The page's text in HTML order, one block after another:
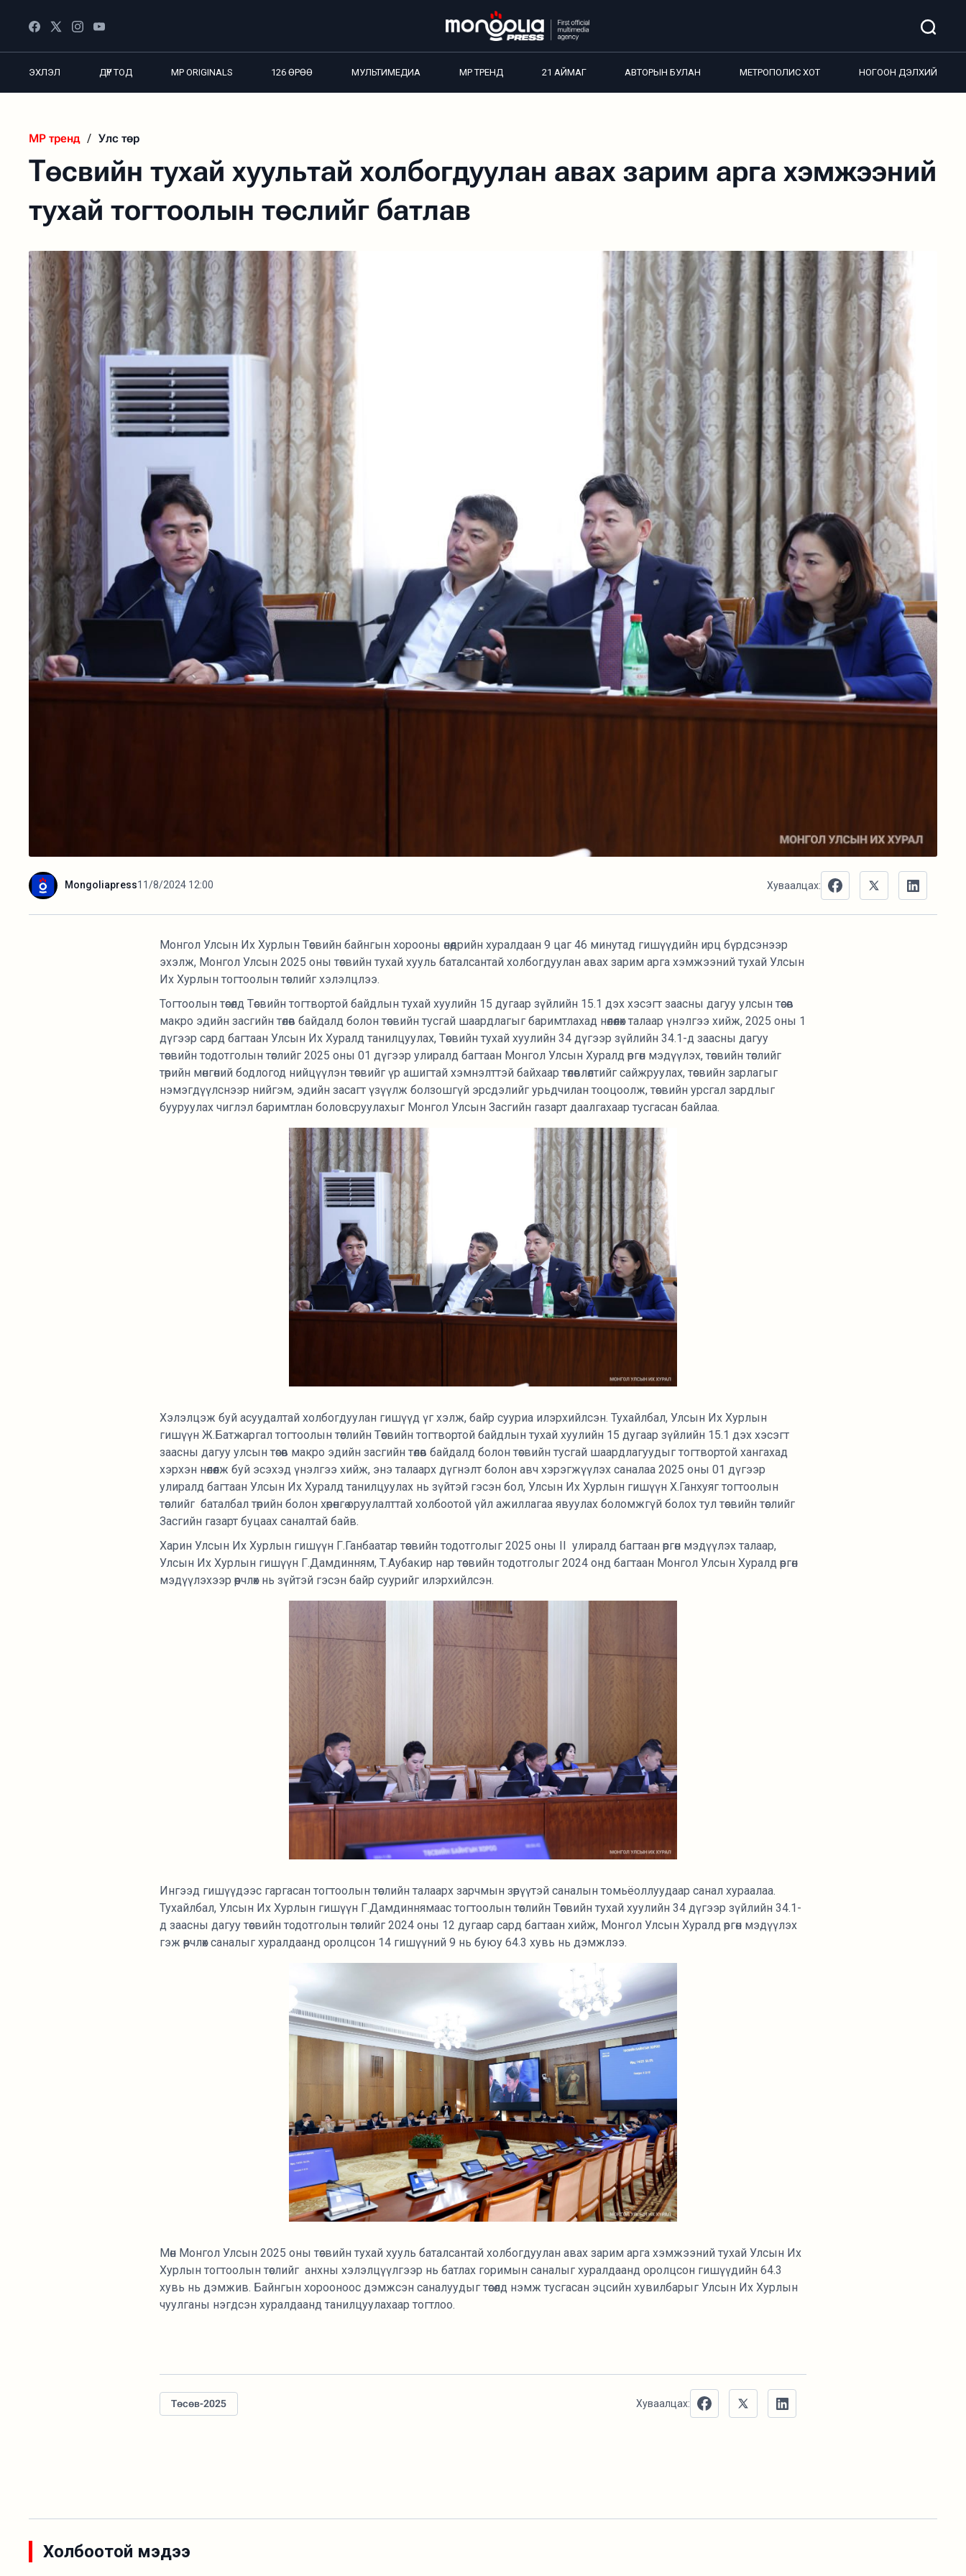
ЭХЛЭЛ ДҮР ТОД MP ORIGINALS 126 ӨРӨӨ МУЛЬТИМЕДИА MP ТРЕНД 21 АЙМАГ АВТОРЫН БУЛАН МЕТРОПОЛИС ХОТ НОГООН ДЭЛХИЙ
MP тренд / Улс төр
Төсвийн тухай хуультай холбогдуулан авах зарим арга хэмжээний
тухай тогтоолын төслийг батлав
Mongoliapress11/8/2024 12:00 Хуваалцах:
Монгол Улсын Их Хурлын Төсвийн байнгын хорооны өнөөдрийн хуралдаан 9 цаг 46 минутад гишүүдийн ирц бүрдсэнээр
эхэлж, Монгол Улсын 2025 оны төсвийн тухай хууль баталсантай холбогдуулан авах зарим арга хэмжээний тухай Улсын
Их Хурлын тогтоолын төслийг хэлэлцлээ.
Тогтоолын төсөлд Төсвийн тогтвортой байдлын тухай хуулийн 15 дугаар зүйлийн 15.1 дэх хэсэгт заасны дагуу улсын төсөв
макро эдийн засгийн төлөв байдалд болон төсвийн тусгай шаардлагыг баримтлахад нөлөөлөх талаар үнэлгээ хийж, 2025 оны 1
дүгээр сард багтаан Улсын Их Хуралд танилцуулах, Төсвийн тухай хуулийн 34 дүгээр зүйлийн 34.1-д заасны дагуу
төсвийн тодотголын төслийг 2025 оны 01 дүгээр улиралд багтаан Монгол Улсын Хуралд өргөн мэдүүлэх, төсвийн төслийг
төрийн мөнгөний бодлогод нийцүүлэн төсвийг үр ашигтай хэмнэлттэй байхаар төлөвлөлтийг сайжруулах, төсвийн зарлагыг
нэмэгдүүлснээр нийгэм, эдийн засагт үзүүлж болзошгүй эрсдэлийг урьдчилан тооцоолж, төсвийн урсгал зардлыг
бууруулах чиглэл баримтлан боловсруулахыг Монгол Улсын Засгийн газарт даалгахаар тусгасан байлаа.
Хэлэлцэж буй асуудалтай холбогдуулан гишүүд үг хэлж, байр сууриа илэрхийлсэн. Тухайлбал, Улсын Их Хурлын
гишүүн Ж.Батжаргал тогтоолын төслийн Төсвийн тогтвортой байдлын тухай хуулийн 15 дугаар зүйлийн 15.1 дэх хэсэгт
заасны дагуу улсын төсөв макро эдийн засгийн төлөв байдалд болон төсвийн тусгай шаардлагуудыг тогтвортой хангахад
хэрхэн нөлөөлж буй эсэхэд үнэлгээ хийж, энэ талаарх дүгнэлт болон авч хэрэгжүүлэх саналаа 2025 оны 01 дүгээр
улиралд багтаан Улсын Их Хуралд танилцуулах нь зүйтэй гэсэн бол, Улсын Их Хурлын гишүүн Х.Ганхуяг тогтоолын
төслийг баталбал төрийн болон хөрөнгө оруулалттай холбоотой үйл ажиллагаа явуулах боломжгүй болох тул төсвийн төслийг
Засгийн газарт буцаах саналтай байв.
Харин Улсын Их Хурлын гишүүн Г.Ганбаатар төсвийн тодотголыг 2025 оны II улиралд багтаан өргөн мэдүүлэх талаар,
Улсын Их Хурлын гишүүн Г.Дамдинням, Т.Аубакир нар төсвийн тодотголыг 2024 онд багтаан Монгол Улсын Хуралд өргөн
мэдүүлэхээр өөрчлөх нь зүйтэй гэсэн байр суурийг илэрхийлсэн.
Ингээд гишүүдээс гаргасан тогтоолын төслийн талаарх зарчмын зөрүүтэй саналын томьёоллуудаар санал хураалаа.
Тухайлбал, Улсын Их Хурлын гишүүн Г.Дамдиннямаас тогтоолын төслийн Төсвийн тухай хуулийн 34 дүгээр зүйлийн 34.1-
д заасны дагуу төсвийн тодотголын төслийг 2024 оны 12 дугаар сард багтаан хийж, Монгол Улсын Хуралд өргөн мэдүүлэх
гэж өөрчлөх саналыг хуралдаанд оролцсон 14 гишүүний 9 нь буюу 64.3 хувь нь дэмжлээ.
Мөн Монгол Улсын 2025 оны төсвийн тухай хууль баталсантай холбогдуулан авах зарим арга хэмжээний тухай Улсын Их
Хурлын тогтоолын төслийг анхны хэлэлцүүлгээр нь батлах горимын саналыг хуралдаанд оролцсон гишүүдийн 64.3
хувь нь дэмжив. Байнгын хорооноос дэмжсэн саналуудыг төсөлд нэмж тусгасан эцсийн хувилбарыг Улсын Их Хурлын
чуулганы нэгдсэн хуралдаанд танилцуулахаар тогтлоо.
Төсөв-2025 Хуваалцах:
Холбоотой мэдээ